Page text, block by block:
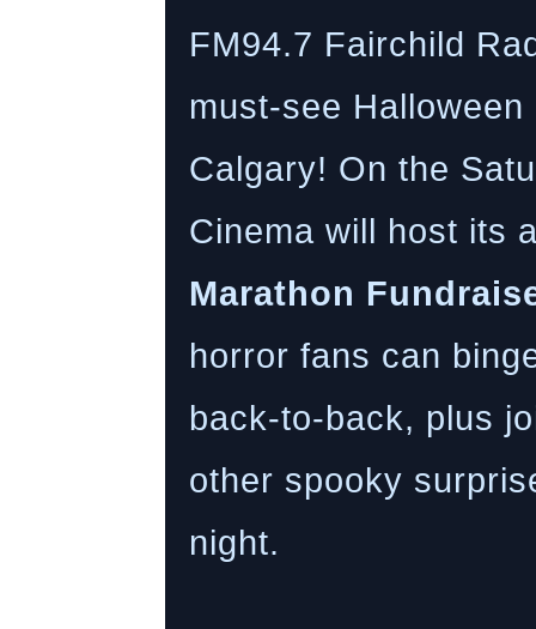
FM94.7 Fairchild
must-see
Calgary! On the
Cinema will host its
Marathon
horror fans can
back-to-back, plus
other spooky
night.